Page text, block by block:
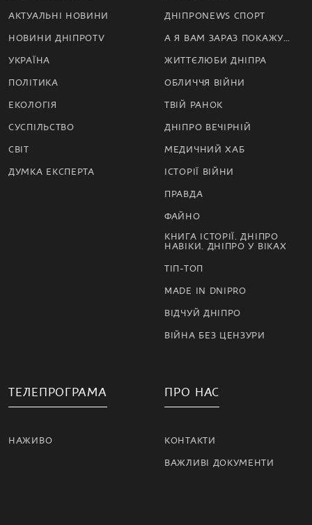
АКТУАЛЬНІ НОВИНИ
НОВИНИ ДНІПРОTV
УКРАЇНА
ПОЛІТИКА
ЕКОЛОГІЯ
СУСПІЛЬСТВО
СВІТ
ДУМКА ЕКСПЕРТА
ДНІПРОNEWS СПОРТ
А Я ВАМ ЗАРАЗ ПОКАЖУ…
ЖИТТЄЛЮБИ ДНІПРА
ОБЛИЧЧЯ ВІЙНИ
ТВІЙ РАНОК
ДНІПРО ВЕЧІРНІЙ
МЕДИЧНИЙ ХАБ
ІСТОРІЇ ВІЙНИ
ПРАВДА
ФАЙНО
КНИГА ІСТОРІЇ. ДНІПРО
НАВІКИ. ДНІПРО У ВІКАХ
ТІП-ТОП
MADE IN DNIPRO
ВІДЧУЙ ДНІПРО
ВІЙНА БЕЗ ЦЕНЗУРИ
ТЕЛЕПРОГРАМА
НАЖИВО
ПРО НАС
КОНТАКТИ
ВАЖЛИВІ ДОКУМЕНТИ